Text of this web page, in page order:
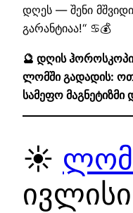
დღეს — შენი
გარანტიაა!“ ♋💰
🔮 დღის
ლომში გადადის:
სამეფო მაგნეტიზმი
☀️